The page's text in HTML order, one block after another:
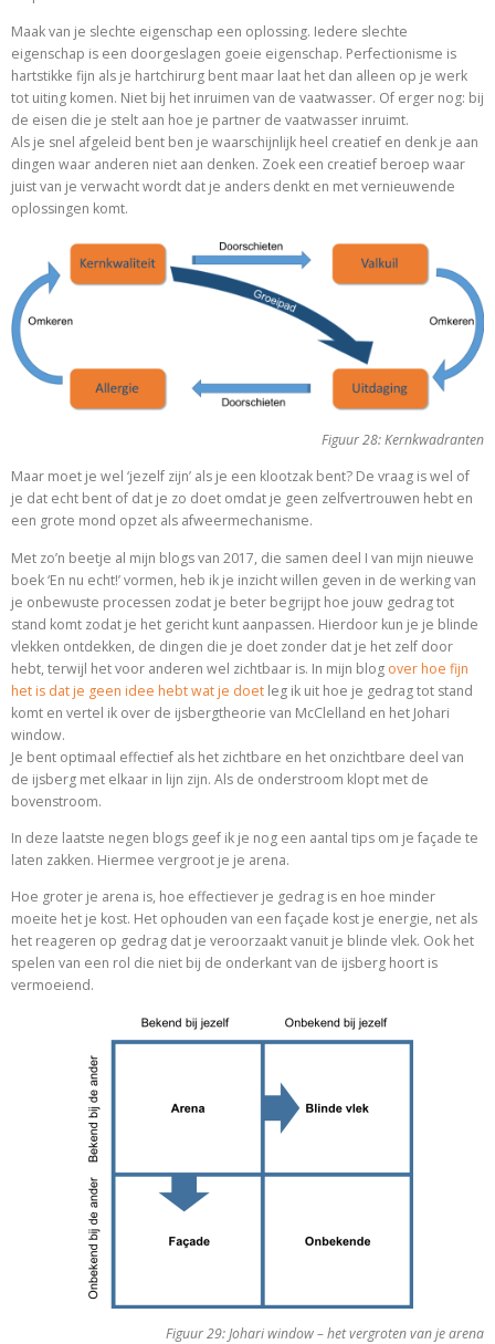
Maak van je slechte eigenschap een oplossing. Iedere slechte
eigenschap is een doorgeslagen goeie eigenschap. Perfectionisme is
hartstikke fijn als je hartchirurg bent maar laat het dan alleen op je werk
tot uiting komen. Niet bij het inruimen van de vaatwasser. Of erger nog: bij
de eisen die je stelt aan hoe je partner de vaatwasser inruimt.
Als je snel afgeleid bent ben je waarschijnlijk heel creatief en denk je aan
dingen waar anderen niet aan denken. Zoek een creatief beroep waar
juist van je verwacht wordt dat je anders denkt en met vernieuwende
oplossingen komt.
Figuur 28: Kernkwadranten
Maar moet je wel ‘jezelf zijn’ als je een klootzak bent? De vraag is wel of
je dat echt bent of dat je zo doet omdat je geen zelfvertrouwen hebt en
een grote mond opzet als afweermechanisme.
Met zo’n beetje al mijn blogs van 2017, die samen deel I van mijn nieuwe
boek ‘En nu echt!’ vormen, heb ik je inzicht willen geven in de werking van
je onbewuste processen zodat je beter begrijpt hoe jouw gedrag tot
stand komt zodat je het gericht kunt aanpassen. Hierdoor kun je je blinde
vlekken ontdekken, de dingen die je doet zonder dat je het zelf door
hebt, terwijl het voor anderen wel zichtbaar is. In mijn blog over hoe fijn
het is dat je geen idee hebt wat je doet leg ik uit hoe je gedrag tot stand
komt en vertel ik over de ijsbergtheorie van McClelland en het Johari
window.
Je bent optimaal effectief als het zichtbare en het onzichtbare deel van
de ijsberg met elkaar in lijn zijn. Als de onderstroom klopt met de
bovenstroom.
In deze laatste negen blogs geef ik je nog een aantal tips om je façade te
laten zakken. Hiermee vergroot je je arena.
Hoe groter je arena is, hoe effectiever je gedrag is en hoe minder
moeite het je kost. Het ophouden van een façade kost je energie, net als
het reageren op gedrag dat je veroorzaakt vanuit je blinde vlek. Ook het
spelen van een rol die niet bij de onderkant van de ijsberg hoort is
vermoeiend.
Figuur 29: Johari window – het vergroten van je arena